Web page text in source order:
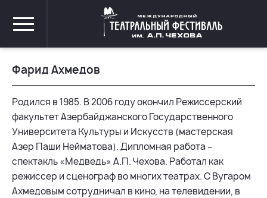
Фарид Ахмедов
Родился в 1985. В 2006 году окончил Режиссерский
факультет Азербайджанского Государственного
Университета Культуры и Искусств (мастерская
Азер Паши Нейматова). Дипломная работа –
спектакль «Медведь» А.П. Чехова. Работал как
режиссер и сценограф во многих театрах. С Вугаром
Ахмедовым сотрудничал в кино, на телевидении, в